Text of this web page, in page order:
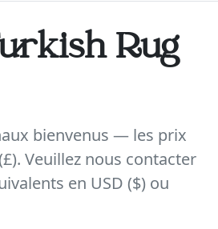
Rug
bienvenus — les prix
Veuillez nous contacter
en USD ($) ou